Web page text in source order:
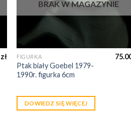
zł
BRAK W MAGAZYNIE
FIGURKA
Ptak biały Goebel 1979-
1990r. figurka 6cm
DOWIEDZ SIĘ WIĘCEJ